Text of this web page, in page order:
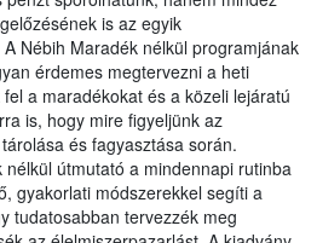
is az egyik
Nébih Maradék nélkül programjának
érdemes megtervezni a heti
a maradékokat és a közeli lejáratú
is, hogy mire figyeljünk az
és fagyasztása során.
útmutató a mindennapi rutinba
gyakorlati módszerekkel segíti a
tudatosabban tervezzék meg